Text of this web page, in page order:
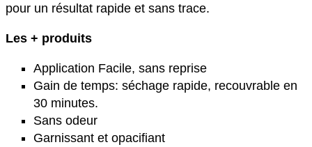
pour un résultat rapide et sans trace.
Les + produits
Application Facile, sans reprise
Gain de temps: séchage rapide, recouvrable en
30 minutes.
Sans odeur
Garnissant et opacifiant